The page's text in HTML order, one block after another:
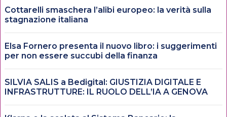
Cottarelli smaschera l’alibi europeo: la verità sulla
stagnazione italiana
Elsa Fornero presenta il nuovo libro: i suggerimenti
per non essere succubi della finanza
SILVIA SALIS a Bedigital: GIUSTIZIA DIGITALE E
INFRASTRUTTURE: IL RUOLO DELL’IA A GENOVA